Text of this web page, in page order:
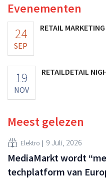
Evenementen
24
SEP
RETAIL
19
NOV
RETAILDETAIL
Meest gelezen
Elektro 9 Juli, 2026
MediaMarkt wordt
techplatform van